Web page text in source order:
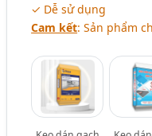
✓ Dễ sử dụng
Cam kết: Sản phẩm